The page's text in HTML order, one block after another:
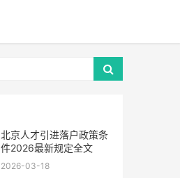
北京人才引进落户政策条
件2026最新规定全文
2026-03-18